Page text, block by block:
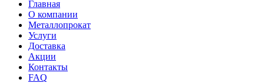
Главная
О компании
Металлопрокат
Услуги
Доставка
Акции
Контакты
FAQ